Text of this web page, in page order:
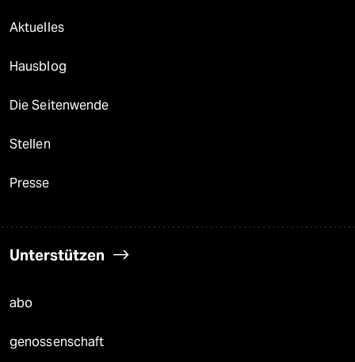
Aktuelles
Hausblog
Die Seitenwende
Stellen
Presse
Unterstützen
abo
genossenschaft